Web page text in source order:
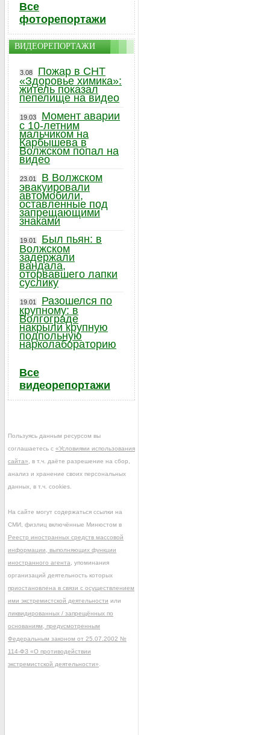
Все
фоторепортажи
ВИДЕОРЕПОРТАЖИ
3.08
Пожар в СНТ
«Здоровье химика»:
житель показал
пепелище на видео
19.03
Момент аварии
с 10-летним
мальчиком на
Карбышева в
Волжском попал на
видео
23.01
В Волжском
эвакуировали
автомобили,
оставленные под
запрещающими
знаками
19.01
Был пьян: в
Волжском
задержали
вандала,
оторвавшего лапки
суслику
19.01
Разошелся по
крупному: в
Волгограде
накрыли крупную
подпольную
нарколабораторию
Все
видеорепортажи
Пользуясь данным ресурсом вы
соглашаетесь с «Условиями использования
сайта» , в т.ч. даёте разрешение на сбор,
анализ и хранение своих персональных
данных, в т.ч. cookies.
На сайте могут содержаться ссылки на
СМИ, физлиц включённые Минюстом в
Реестр иностранных средств массовой
информации, выполняющих функции
иностранного агента , упоминания
организаций деятельность которых
приостановлена в связи с осуществлением
ими экстремистской деятельности или
ликвидированных / запрещённых по
основаниям, предусмотренным
Федеральным законом от 25.07.2002 №
114-ФЗ «О противодействии
экстремистской деятельности»